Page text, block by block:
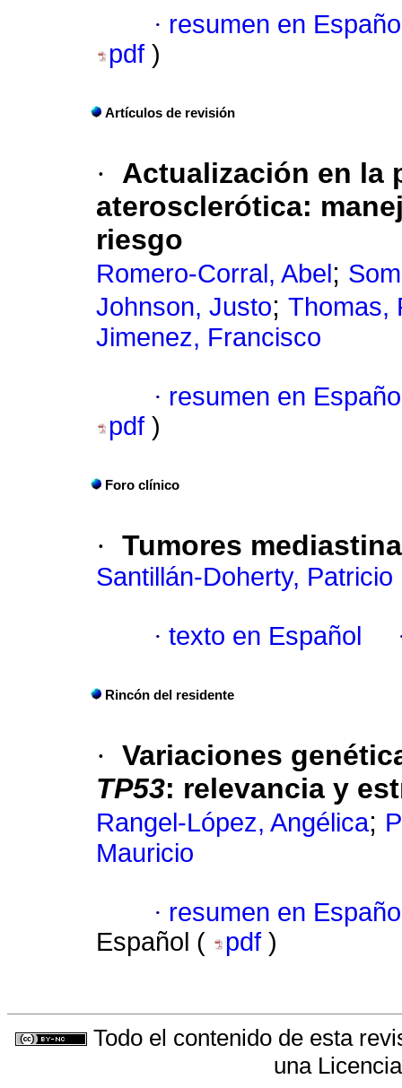
· resumen en
pdf )
Artículos de revisión
·
Actualización en la
aterosclerótica:
riesgo
Romero-Corral, Abel ;
Johnson, Justo; Thomas,
Jimenez, Francisco
· resumen en
pdf )
Foro clínico
· Tumores
Santillán-Doherty, Patricio
· texto en Español
Rincón del residente
· Variaciones
TP53: relevancia y
Rangel-López, Angélica;
Mauricio
· resumen en
Español (
pdf )
Todo el contenido de esta
una